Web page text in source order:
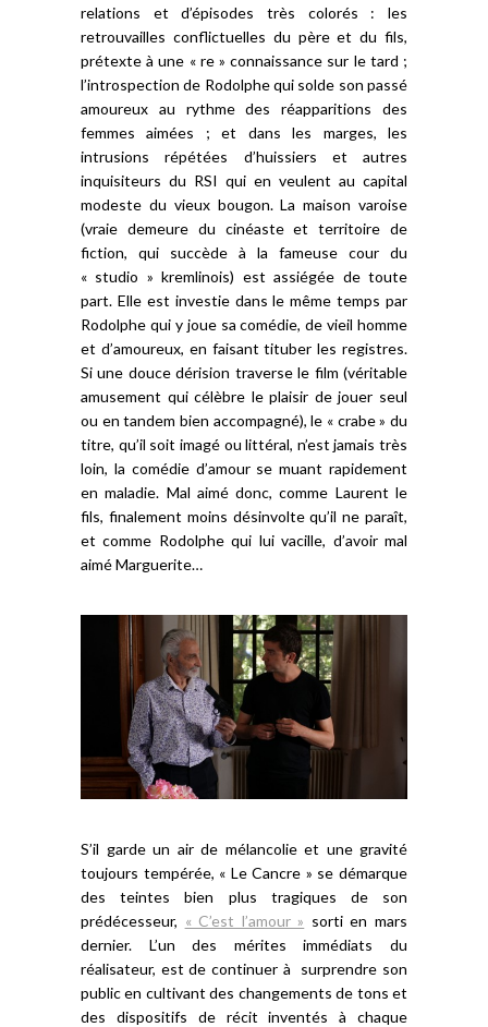
relations et d’épisodes très colorés : les
retrouvailles conflictuelles du père et du fils,
prétexte à une « re » connaissance sur le tard ;
l’introspection de Rodolphe qui solde son passé
amoureux au rythme des réapparitions des
femmes aimées ; et dans les marges, les
intrusions répétées d’huissiers et autres
inquisiteurs du RSI qui en veulent au capital
modeste du vieux bougon. La maison varoise
(vraie demeure du cinéaste et territoire de
fiction, qui succède à la fameuse cour du
« studio » kremlinois) est assiégée de toute
part. Elle est investie dans le même temps par
Rodolphe qui y joue sa comédie, de vieil homme
et d’amoureux, en faisant tituber les registres.
Si une douce dérision traverse le film (véritable
amusement qui célèbre le plaisir de jouer seul
ou en tandem bien accompagné), le « crabe » du
titre, qu’il soit imagé ou littéral, n’est jamais très
loin, la comédie d’amour se muant rapidement
en maladie. Mal aimé donc, comme Laurent le
fils, finalement moins désinvolte qu’il ne paraît,
et comme Rodolphe qui lui vacille, d’avoir mal
aimé Marguerite…
S’il garde un air de mélancolie et une gravité
toujours tempérée, « Le Cancre » se démarque
des teintes bien plus tragiques de son
prédécesseur, « C’est l’amour » sorti en mars
dernier. L’un des mérites immédiats du
réalisateur, est de continuer à surprendre son
public en cultivant des changements de tons et
des dispositifs de récit inventés à chaque